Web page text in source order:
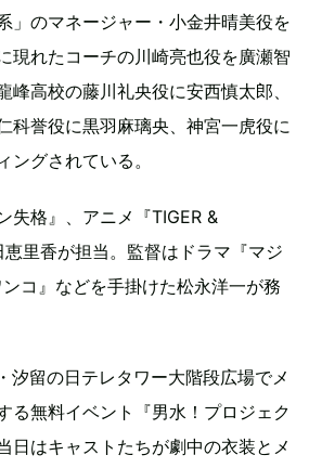
」のマネージャー・小金井晴美役を
現れたコーチの川崎亮也役を廣瀬智
峰高校の藤川礼央役に安西慎太郎、
科誉役に黒羽麻璃央、神宮一虎役に
ングされている。
失格』、アニメ『TIGER &
里香が担当。監督はドラマ『マジ
コ』などを手掛けた松永洋一が務
汐留の日テレタワー大階段広場でメ
る無料イベント『男水！プロジェク
日はキャストたちが劇中の衣装とメ